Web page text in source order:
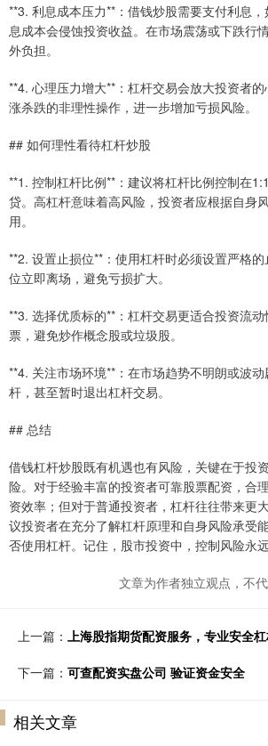
**3. 利息成本压力**：借钱炒股需要支付利息
息成本会侵蚀投资收益。在市场震荡或下跌行
外负担。
**4. 心理压力增大**：杠杆交易会放大投资者
涨杀跌的非理性操作，进一步增加亏损风险。
## 如何理性看待杠杆炒股
**1. 控制杠杆比例**：建议将杠杆比例控制在
贷。高杠杆意味着高风险，投资者应根据自身
用。
**2. 设置止损位**：使用杠杆时必须设置严格
位立即离场，避免亏损扩大。
**3. 选择优质标的**：杠杆交易更适合投资流
票，避免炒作概念股或垃圾股。
**4. 关注市场环境**：在市场趋势不明朗或波
杆，甚至暂时退出杠杆交易。
## 总结
借钱杠杆炒股既有机遇也有风险，关键在于投
险。对于经验丰富的投资者可靠股票配资，合
资效率；但对于普通投资者，杠杆往往带来更
议投资者在充分了解杠杆原理和自身风险承受
否使用杠杆。记住，股市投资中，控制风险永
文章为作者独立观点，不
上一篇： 上海股指期货配资服务，专业安全
下一篇： 可查配资实盘公司 验证资金安全
相关文章